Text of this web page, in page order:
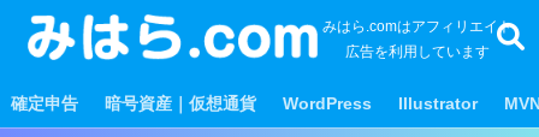
みはら.comはアフィリエイト
広告を利用しています
確定申告 暗号資産｜仮想通貨 WordPress Illustrator